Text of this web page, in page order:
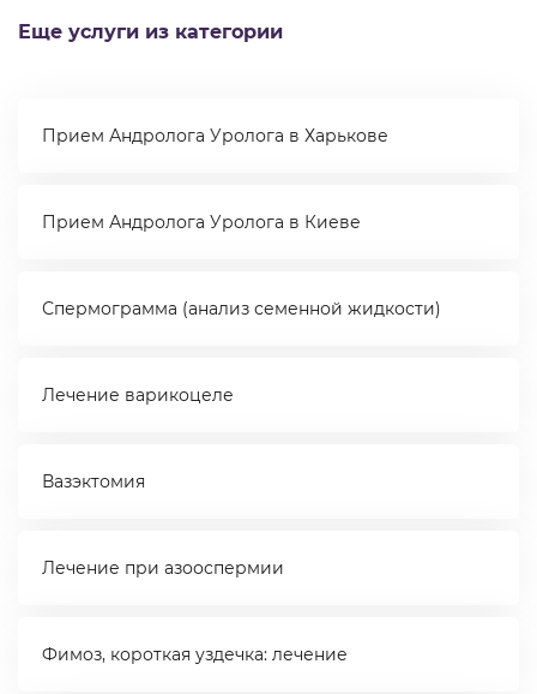
Еще услуги из категории
Прием Андролога Уролога в Харькове
Прием Андролога Уролога в Киеве
Спермограмма (анализ семенной жидкости)
Лечение варикоцеле
Вазэктомия
Лечение при азооспермии
Фимоз, короткая уздечка: лечение